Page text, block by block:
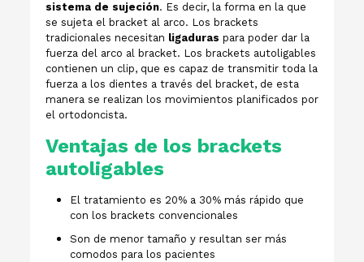
sistema de sujeción. Es decir, la forma en la que
se sujeta el bracket al arco. Los brackets
tradicionales necesitan ligaduras para poder dar la
fuerza del arco al bracket. Los brackets autoligables
contienen un clip, que es capaz de transmitir toda la
fuerza a los dientes a través del bracket, de esta
manera se realizan los movimientos planificados por
el ortodoncista.
Ventajas de los brackets
autoligables
El tratamiento es 20% a 30% más rápido que
con los brackets convencionales
Son de menor tamaño y resultan ser más
comodos para los pacientes